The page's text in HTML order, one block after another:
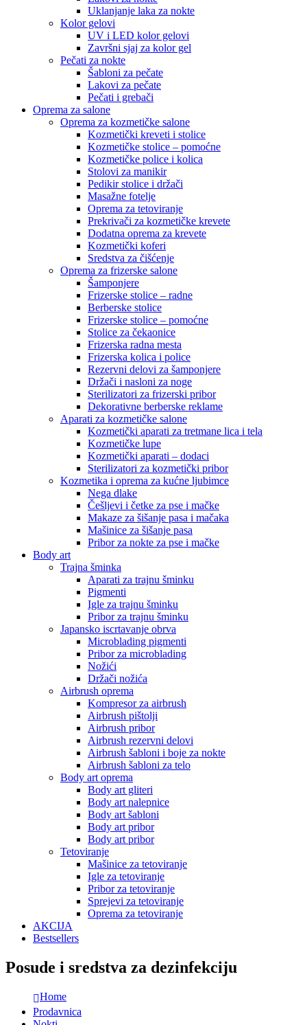
Uklanjanje laka za nokte
Kolor gelovi
UV i LED kolor gelovi
Završni sjaj za kolor gel
Pečati za nokte
Šabloni za pečate
Lakovi za pečate
Pečati i grebači
Oprema za salone
Oprema za kozmetičke salone
Kozmetički kreveti i stolice
Kozmetičke stolice – pomoćne
Kozmetičke police i kolica
Stolovi za manikir
Pedikir stolice i držači
Masažne fotelje
Oprema za tetoviranje
Prekrivači za kozmetičke krevete
Dodatna oprema za krevete
Kozmetički koferi
Sredstva za čišćenje
Oprema za frizerske salone
Šamponjere
Frizerske stolice – radne
Berberske stolice
Frizerske stolice – pomoćne
Stolice za čekaonice
Frizerska radna mesta
Frizerska kolica i police
Rezervni delovi za šamponjere
Držači i nasloni za noge
Sterilizatori za frizerski pribor
Dekorativne berberske reklame
Aparati za kozmetičke salone
Kozmetički aparati za tretmane lica i tela
Kozmetičke lupe
Kozmetički aparati – dodaci
Sterilizatori za kozmetički pribor
Kozmetika i oprema za kućne ljubimce
Nega dlake
Češljevi i četke za pse i mačke
Makaze za šišanje pasa i mačaka
Mašinice za šišanje pasa
Pribor za nokte za pse i mačke
Body art
Trajna šminka
Aparati za trajnu šminku
Pigmenti
Igle za trajnu šminku
Pribor za trajnu šminku
Japansko iscrtavanje obrva
Microblading pigmenti
Pribor za microblading
Nožići
Držači nožića
Airbrush oprema
Kompresor za airbrush
Airbrush pištolji
Airbrush pribor
Airbrush rezervni delovi
Airbrush šabloni i boje za nokte
Airbrush šabloni za telo
Body art oprema
Body art gliteri
Body art nalepnice
Body art šabloni
Body art pribor
Body art pribor
Tetoviranje
Mašinice za tetoviranje
Igle za tetoviranje
Pribor za tetoviranje
Sprejevi za tetoviranje
Oprema za tetoviranje
AKCIJA
Bestsellers
Posude i sredstva za dezinfekciju
Home
Prodavnica